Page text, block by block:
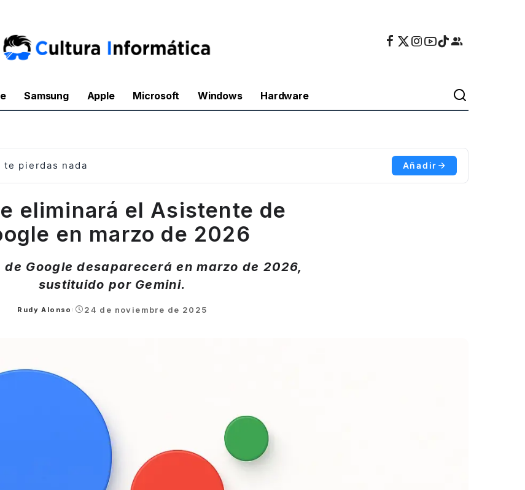
Samsung Apple Microsoft Windows Hardware
te pierdas nada Añadir
eliminará el Asistente de
en marzo de 2026
de Google desaparecerá en marzo de 2026,
sustituido por Gemini.
Posted
Rudy Alonso 24 de noviembre de 2025